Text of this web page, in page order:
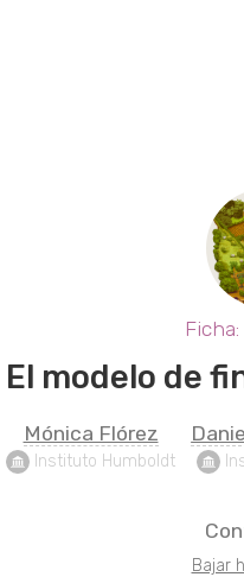
El modelo de
Mónica Flórez
Instituto Humboldt
Bajar